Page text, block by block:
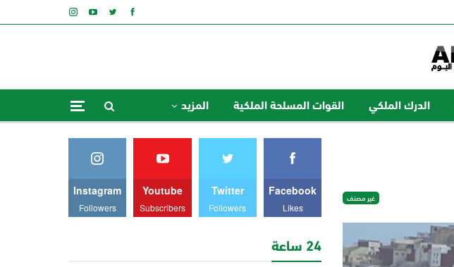
الدرك الملكي القوات المسلحة الملكية المزيد
غير مصنف
Facebook
Likes
Twitter
Followers
Youtube
Subscribers
Instagram
Followers
24 ساعة